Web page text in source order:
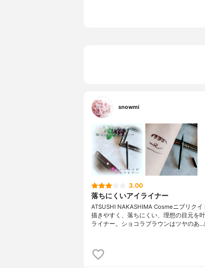
snowmi
3.00
落ちにくいアイライナー
ATSUSHI NAKASHIMA Cosmeニブリク
描きやすく、落ちにくい、理想の目元を
ライナー。ショコラブラウンはツヤのあ…